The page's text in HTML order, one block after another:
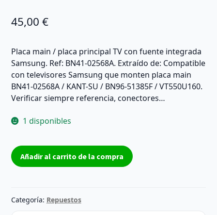
45,00 €
Placa main / placa principal TV con fuente integrada
Samsung. Ref: BN41-02568A. Extraído de: Compatible
con televisores Samsung que monten placa main
BN41-02568A / KANT-SU / BN96-51385F / VT550U160.
Verificar siempre referencia, conectores…
1 disponibles
Placa
main
SU
BN41-
Añadir al carrito de la compra
Categoría: Repuestos